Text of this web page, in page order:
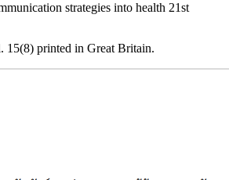
strategies into health 21st
15(8) printed in Great Britain.